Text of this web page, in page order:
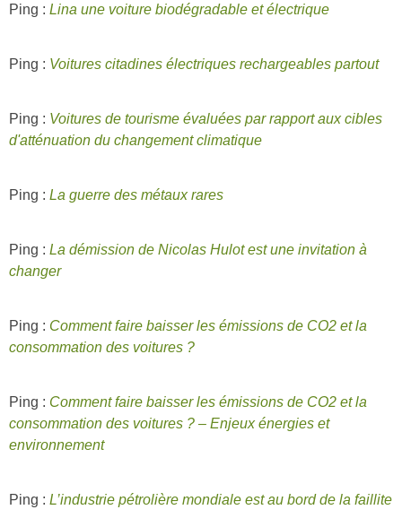
Ping : Lina une voiture biodégradable et électrique
Ping : Voitures citadines électriques rechargeables partout
Ping : Voitures de tourisme évaluées par rapport aux cibles
d'atténuation du changement climatique
Ping : La guerre des métaux rares
Ping : La démission de Nicolas Hulot est une invitation à
changer
Ping : Comment faire baisser les émissions de CO2 et la
consommation des voitures ?
Ping : Comment faire baisser les émissions de CO2 et la
consommation des voitures ? – Enjeux énergies et
environnement
Ping : L’industrie pétrolière mondiale est au bord de la faillite